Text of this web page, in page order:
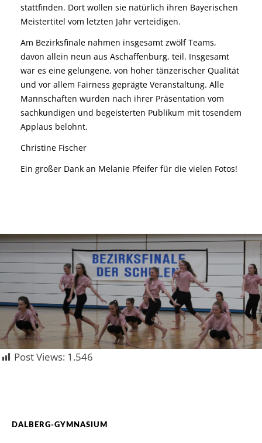
stattfinden. Dort wollen sie natürlich ihren Bayerischen
Meistertitel vom letzten Jahr verteidigen.
Am Bezirksfinale nahmen insgesamt zwölf Teams,
davon allein neun aus Aschaffenburg, teil. Insgesamt
war es eine gelungene, von hoher tänzerischer Qualität
und vor allem Fairness geprägte Veranstaltung. Alle
Mannschaften wurden nach ihrer Präsentation vom
sachkundigen und begeisterten Publikum mit tosendem
Applaus belohnt.
Christine Fischer
Ein großer Dank an Melanie Pfeifer für die vielen Fotos!
Post Views: 1.546
DALBERG-GYMNASIUM